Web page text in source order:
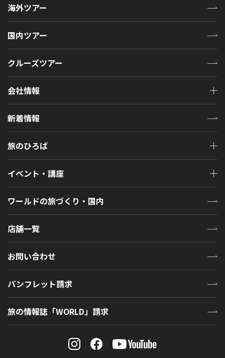
海外ツアー
国内ツアー
クルーズツアー
会社情報
新着情報
旅のひろば
イベント・講座
ワールドの旅づくり・国内
店舗一覧
お問い合わせ
パンフレット請求
旅の情報誌「WORLD」請求